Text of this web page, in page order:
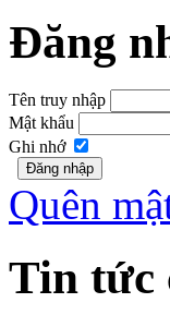
Đăng
Tên truy nhập
Mật khẩu
Ghi nhớ
Quên
Tin tức